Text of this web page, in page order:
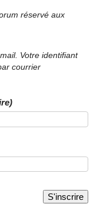
aux
Votre identifiant
courrier